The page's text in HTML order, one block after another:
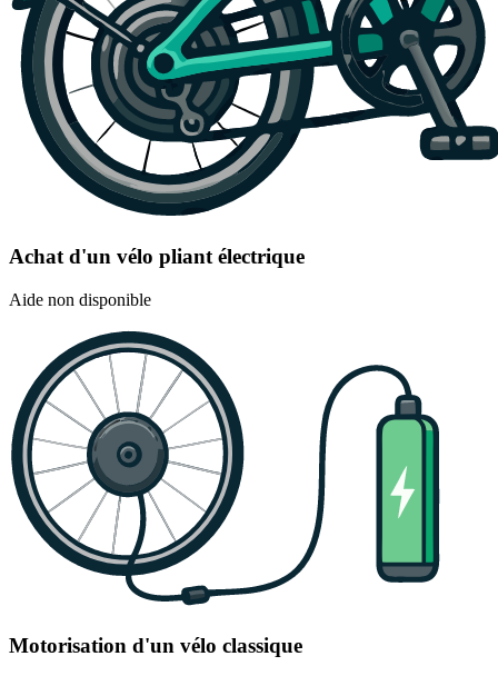
Achat d'un vélo pliant électrique
Aide non disponible
Motorisation d'un vélo classique